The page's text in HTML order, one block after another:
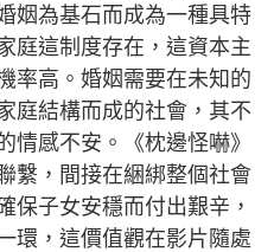
姻為基石而成為一種具特
庭這制度存在，這資本主
率高。婚姻需要在未知的
庭結構而成的社會，其不
情感不安。《枕邊怪嚇》
繫，間接在綑綁整個社會
保子女安穩而付出艱辛，
環，這價值觀在影片隨處